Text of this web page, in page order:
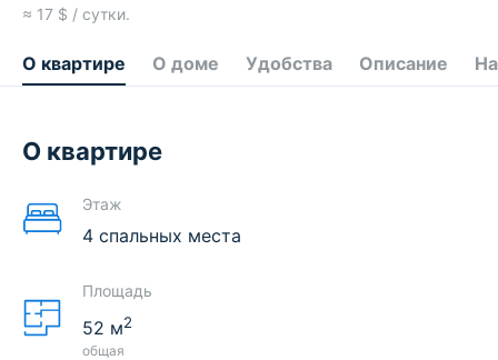
≈ 17 $ / сутки.
О квартире О доме Удобства Описание
О квартире
Этаж
4 спальных места
Площадь
52 м2
общая